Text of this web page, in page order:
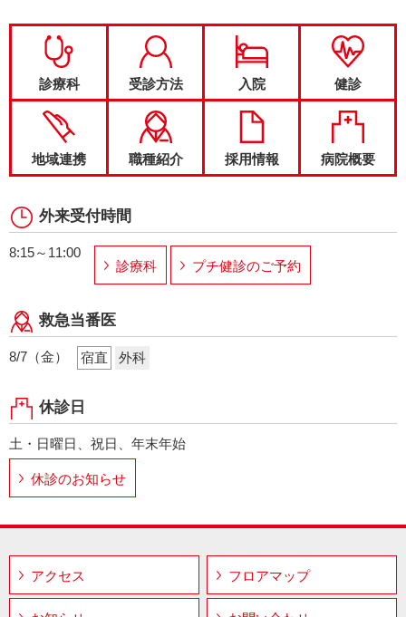
診療科 受診方法 入院 健診
地域連携 職種紹介 採用情報 病院概要
外来受付時間
8:15～11:00
診療科
プチ健診のご予約
救急当番医
8/7（金） 宿直 外科
休診日
土・日曜日、祝日、年末年始
休診のお知らせ
アクセス フロアマップ